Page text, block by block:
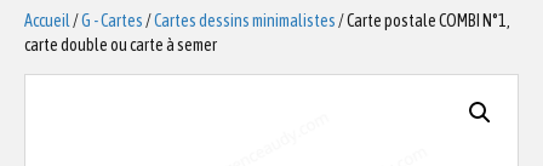
Accueil /G - Cartes /Cartes dessins minimalistes / Carte postale COMBI N°1,
carte double ou carte à semer